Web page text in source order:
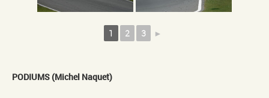
1 2 3 ►
PODIUMS (Michel Naquet)